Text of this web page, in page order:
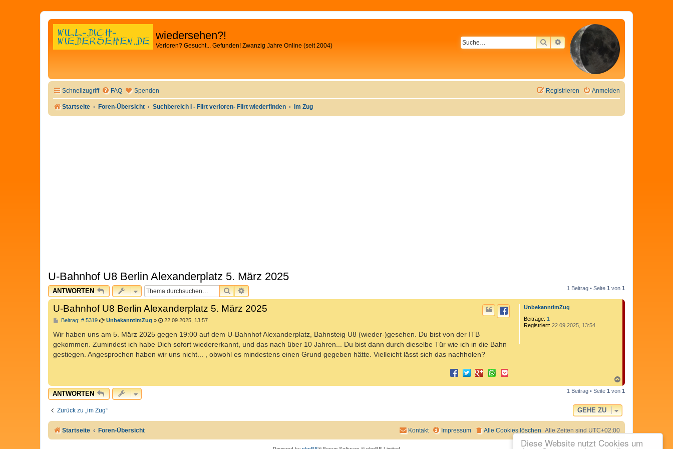
Diese Website nutzt Cookies um
wiedersehen?!
Verloren? Gesucht... Gefunden! Zwanzig Jahre Online (seit 2004) SUCHEERWEITERTE SUCHE
Schnellzugriff FAQ Spenden Anmelden
Registrieren
Startseite Foren-Übersicht Suchbereich I - Flirt verloren- Flirt wiederfinden im Zug
U-Bahnhof U8 Berlin Alexanderplatz 5. März 2025
ANTWORTEN SUCHEERWEITERTE SUCHE 1 Beitrag • Seite 1 von 1
UnbekanntimZug
Beiträge: 1
Registriert: 22.09.2025, 13:54
U-Bahnhof U8 Berlin Alexanderplatz 5. März 2025
Beitrag: # 5319B
i
r
a
g
UnbekanntimZug » 22.09.2025, 13:57
Wir haben uns am 5. März 2025 gegen 19:00 auf dem U-Bahnhof Alexanderplatz, Bahnsteig U8 (wieder-)gesehen. Du bist von der ITB
gekommen. Zumindest ich habe Dich sofort wiedererkannt, und das nach über 10 Jahren... Du bist dann durch dieselbe Tür wie ich in die Bahn
gestiegen. Angesprochen haben wir uns nicht... , obwohl es mindestens einen Grund gegeben hätte. Vielleicht lässt sich das nachholen?
a
c
o
b
e
ANTWORTEN 1 Beitrag • Seite 1 von 1
Zurück zu „im Zug“ GEHE ZU
Startseite Foren-Übersicht Alle Zeiten sind UTC+02:00
Alle Cookies löschen
Impressum
Kontakt